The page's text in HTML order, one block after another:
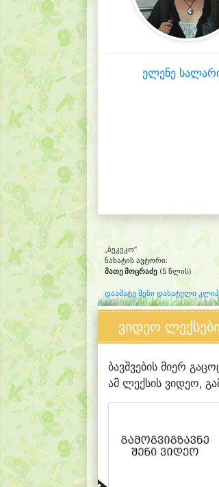
ელენე
„ბეკეკო“
ნახატის ავტორი:
მათე მოცრაძე (5 წლის)
დაამატე შენი დახატული
ვიდეო
ბავშვების მიერ
ამ ლექსის ვიდეო,